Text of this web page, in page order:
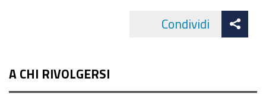
Condividi
A CHI RIVOLGERSI